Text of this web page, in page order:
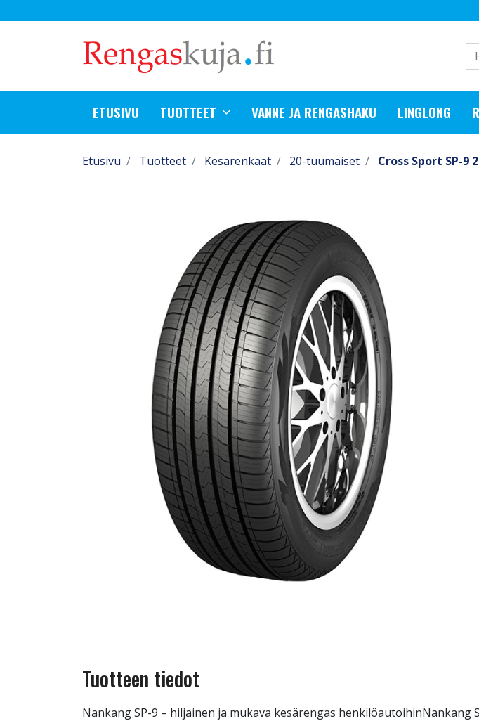
ETUSIVU TUOTTEET VANNE JA RENGASHAKU LINGLONG
Etusivu Tuotteet Kesärenkaat 20-tuumaiset Cross Sport SP-9
Tuotteen tiedot
Nankang SP-9 – hiljainen ja mukava kesärengas